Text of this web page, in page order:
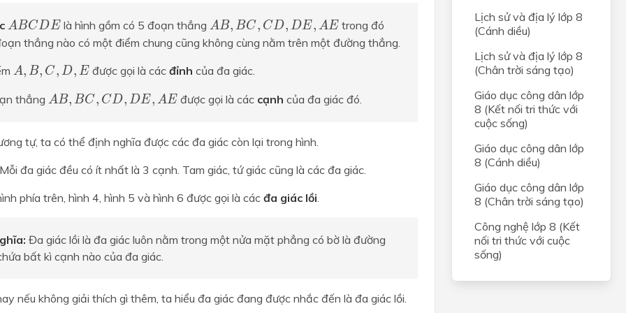
A BCDE
ABCDE
ABCDElà hình gồm có 5 đoạn thẳng A B, BC CD, DE, AE
AB,BC,CD,DE,AE
AB, BC, CD, DE, AEtrong đó
thẳng nào có một điểm chung cũng không cùng nằm trên một đường thẳng.
A B C D, E
A,B,C,D,E
A, B, C, D, Eđược gọi là các đỉnh của đa giác.
thẳng A B BC CD, DE, AE
AB,BC,CD,DE,AE
AB, BC, CD, DE, AEđược gọi là các cạnh của đa giác đó.
tự, ta có thể định nghĩa được các đa giác còn lại trong hình.
Mỗi đa giác đều có ít nhất là 3 cạnh. Tam giác, tứ giác cũng là các đa giác.
phía trên, hình 4, hình 5 và hình 6 được gọi là các đa giác lồi
Đa giác lồi là đa giác luôn nằm trong một nửa mặt phẳng có bờ là đường
bất kì cạnh nào của đa giác.
nếu không giải thích gì thêm, ta hiểu đa giác đang được nhắc đến là đa giác lồi.
Lịch sử và địa lý lớp 8
(Cánh diều)
Lịch sử và địa lý lớp 8
(Chân trời sáng tạo)
Giáo dục công dân lớp
8 (Kết nối tri thức với
cuộc sống)
Giáo dục công dân lớp
8 (Cánh diều)
Giáo dục công dân lớp
8 (Chân trời sáng tạo)
Công nghệ lớp 8 (Kết
nối tri thức với cuộc
sống)